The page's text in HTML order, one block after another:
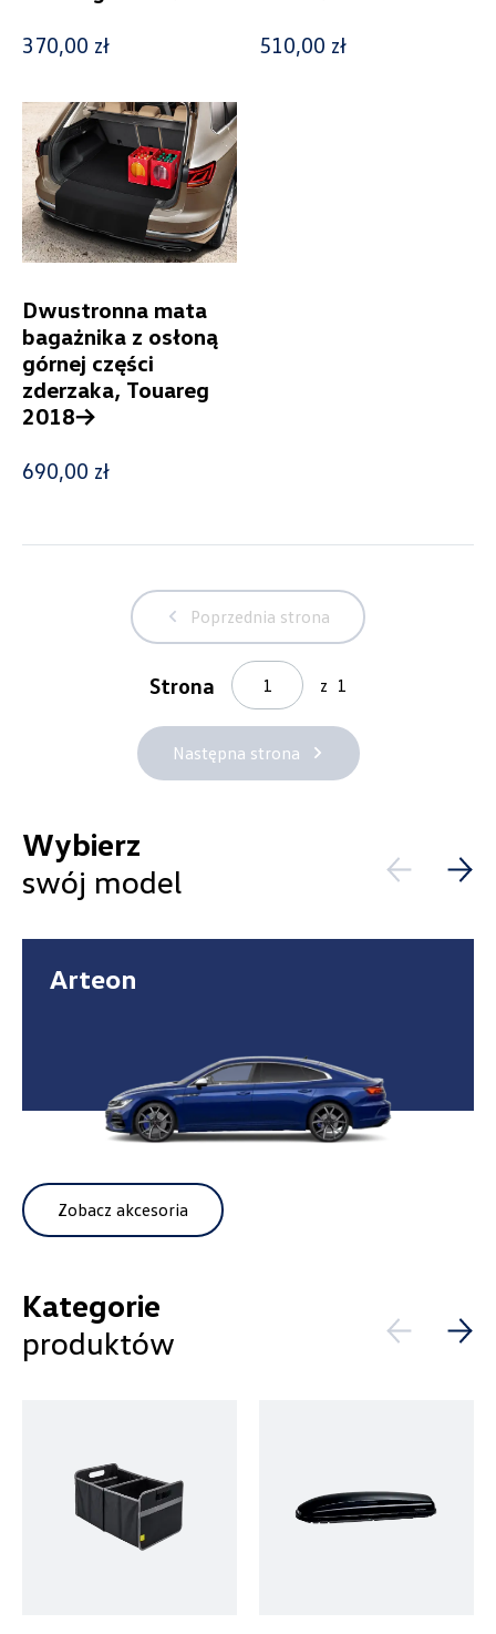
Kolekcje
Status
Nowość
Pokaż tylko dostępne
370,00 zł 510,00 zł
Dwustronna mata
bagażnika z osłoną
górnej części
zderzaka, Touareg
2018->
690,00 zł
Poprzednia strona
Strona z 1
Następna strona
Wybierz
swój model
Arteon
Zobacz akcesoria
Kategorie
produktów
Wybierz dealera obsługującego
Twoje zapytanie
Wpisz lokalizację
Alexas Car Servcie
Laski 10A, Przykona
+48 632 208 925
czesci@vw.alexas.pl
Auto BZ
ul. Brzezińska 17, Łódź
+48 422 144 586